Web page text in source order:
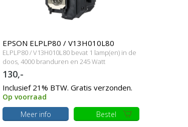
EPSON ELPLP80 / V13H010L80
Originele lamp met behuizing
ELPLP80 / V13H010L80 bevat 1 lamp(en) in de
doos, 4000 branduren en 245 Watt
130,-
Inclusief 21% BTW. Gratis verzonden.
Op voorraad
Meer info
Bestel